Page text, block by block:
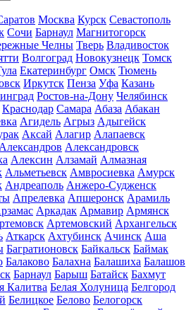
Москва Курск Севастополь
Сочи Барнаул Магнитогорск
Челны Тверь Владивосток
Волгоград Новокузнецк Томск
Екатеринбург Омск Тюмень
Иркутск Пенза Уфа Казань
Ростов-на-Дону Челябинск
Краснодар Самара Абаза Абакан
Агидель Агрыз Адыгейск
Аксай Алагир Алапаевск
Александров Александровск
Алексин Алзамай Алмазная
Альметьевск Амвросиевка Амурск
Андреаполь Анжеро-Судженск
Апрелевка Апшеронск Арамиль
Аркадак Армавир Армянск
Артемовский Архангельск
Аткарск Ахтубинск Ачинск Аша
Багратионовск Байкальск Баймак
Балаково Балахна Балашиха Балашов
Барнаул Барыш Батайск Бахмут
Калитва Белая Холуница Белгород
Белицкое Белово Белогорск